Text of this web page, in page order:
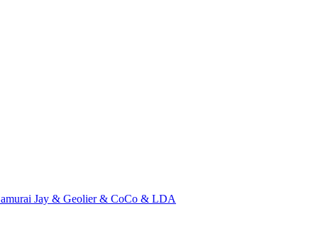
Jay & Geolier & CoCo & LDA